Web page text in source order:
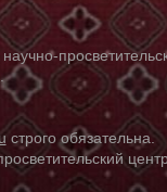
строго обязательна.